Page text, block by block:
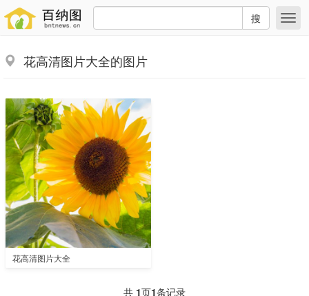
搜
花高清图片大全的图片
花高清图片大全
共 1页1条记录